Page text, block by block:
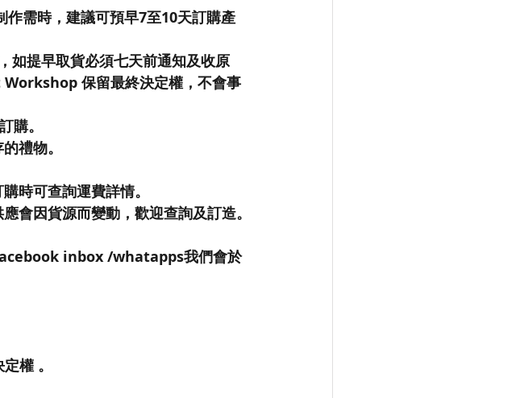
需時，建議可預早7至10天訂購產
如提早取貨必須七天前通知及收原
保留最終決定權，不會事
購。
禮物。
時可查詢運費詳情。
會因貨源而變動，歡迎查詢及訂造。
inbox /whatapps我們會於
權 。